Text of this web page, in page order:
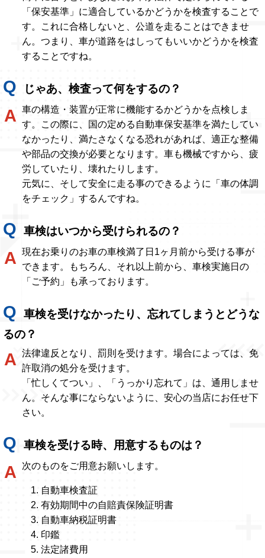
「保安基準」に適合しているかどうかを検査することで
す。これに合格しないと、公道を走ることはできませ
ん。つまり、車が道路をはしってもいいかどうかを検査
することですね。
じゃあ、検査って何をするの？
車の構造・装置が正常に機能するかどうかを点検しま
す。この際に、国の定める自動車保安基準を満たしてい
なかったり、満たさなくなる恐れがあれば、適正な整備
や部品の交換が必要となります。車も機械ですから、疲
労していたり、壊れたりします。
元気に、そして安全に走る事のできるように「車の体調
をチェック」するんですね。
車検はいつから受けられるの？
現在お乗りのお車の車検満了日1ヶ月前から受ける事が
できます。もちろん、それ以上前から、車検実施日の
「ご予約」も承っております。
車検を受けなかったり、忘れてしまうとどうな
るの？
法律違反となり、罰則を受けます。場合によっては、免
許取消の処分を受けます。
「忙しくてつい」、「うっかり忘れて」は、通用しませ
ん。そんな事にならないように、安心の当店にお任せ下
さい。
車検を受ける時、用意するものは？
次のものをご用意お願いします。
自動車検査証
有効期間中の自賠責保険証明書
自動車納税証明書
印鑑
法定諸費用